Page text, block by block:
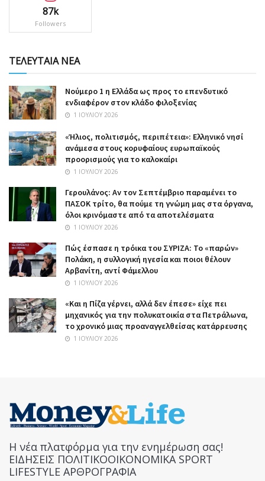
87k
Followers
ΤΕΛΕΥΤΑΙΑ ΝΕΑ
Nούμερο 1 η Ελλάδα ως προς το επενδυτικό
ενδιαφέρον στον κλάδο φιλοξενίας
1 ΙΟΥΛΊΟΥ 2026
«Ήλιος, πολιτισμός, περιπέτεια»: Ελληνικό νησί
ανάμεσα στους κορυφαίους ευρωπαϊκούς
προορισμούς για το καλοκαίρι
1 ΙΟΥΛΊΟΥ 2026
Γερουλάνος: Αν τον Σεπτέμβριο παραμένει το
ΠΑΣΟΚ τρίτο, θα πούμε τη γνώμη μας στα όργανα,
όλοι κρινόμαστε από τα αποτελέσματα
1 ΙΟΥΛΊΟΥ 2026
Πώς έσπασε η τρόικα του ΣΥΡΙΖΑ: Το «παρών»
Πολάκη, η συλλογική ηγεσία και ποιοι θέλουν
Αρβανίτη, αντί Φάμελλου
1 ΙΟΥΛΊΟΥ 2026
«Και η Πίζα γέρνει, αλλά δεν έπεσε» είχε πει
μηχανικός για την πολυκατοικία στα Πετράλωνα,
το χρονικό μιας προαναγγελθείσας κατάρρευσης
1 ΙΟΥΛΊΟΥ 2026
Η νέα πλατφόρμα για την ενημέρωση σας!
ΕΙΔΗΣΕΙΣ ΠΟΛΙΤΙΚΟΟΙΚΟΝΟΜΙΚΑ SPORT
LIFESTYLE ΑΡΘΡΟΓΡΑΦΙΑ